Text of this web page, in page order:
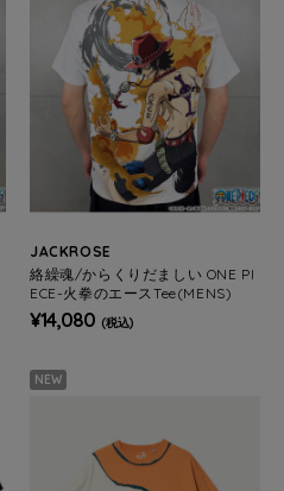
JACKROSE
絡繰魂/からくりだましい ONE PI
ECE-火拳のエースTee(MENS)
¥14,080 (税込)
NEW